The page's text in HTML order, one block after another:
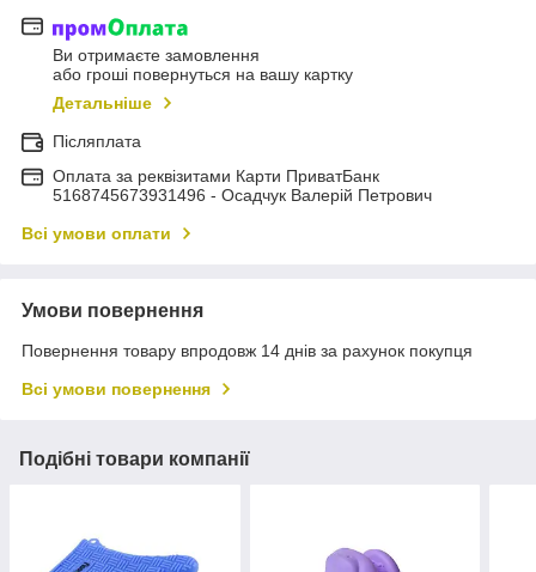
Ви отримаєте замовлення
або гроші повернуться на вашу картку
Детальніше
Післяплата
Оплата за реквізитами Карти ПриватБанк
5168745673931496 - Осадчук Валерій Петрович
Всі умови оплати
Умови повернення
Повернення товару впродовж 14 днів за рахунок покупця
Всі умови повернення
Подібні товари компанії